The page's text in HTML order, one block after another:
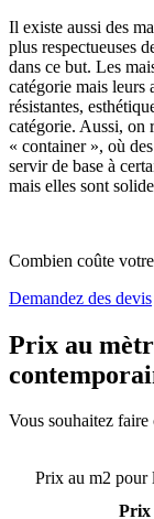
Il existe aussi des
plus respectueuses
dans ce but. Les
catégorie mais leurs
résistantes,
catégorie. Aussi, on
« container », où
servir de base à
mais elles sont
Combien coûte
Demandez des devis
Prix au
Vous souhaitez
Prix au m2 pour
Prix